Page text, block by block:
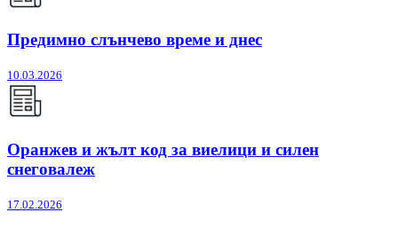
Предимно слънчево време и днес
10.03.2026
Оранжев и жълт код за виелици и силен
снеговалеж
17.02.2026